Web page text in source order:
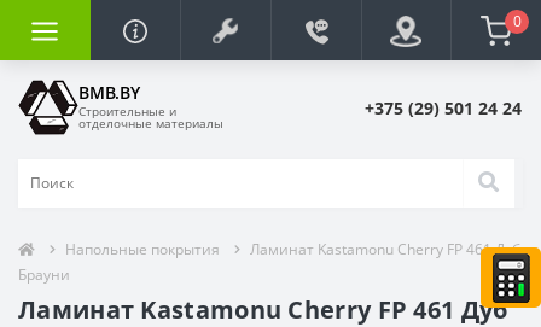
0
BMB.BY
Строительные и
отделочные материалы
+375 (29) 501 24 24
Напольные покрытия
Ламинат Kastamonu Cherry FP 461 Дуб
Брауни
Ламинат Kastamonu Cherry FP 461 Дуб